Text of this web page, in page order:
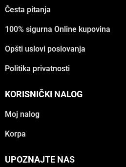
Česta pitanja
100% sigurna Online kupovina
Opšti uslovi poslovanja
Politika privatnosti
KORISNIČKI NALOG
Moj nalog
Korpa
UPOZNAJTE NAS